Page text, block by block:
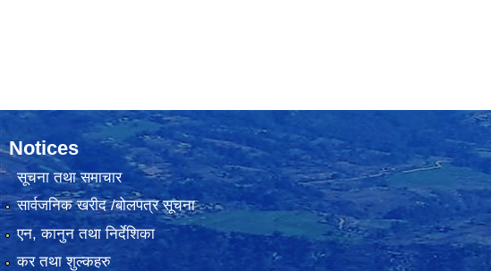
Notices
सूचना तथा समाचार
सार्वजनिक खरीद /बोलपत्र सूचना
एन, कानुन तथा निर्देशिका
कर तथा शुल्कहरु